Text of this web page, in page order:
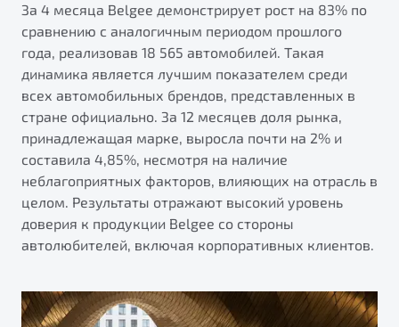
Элегантный и практичный седан
от 1 699 990 ₽*
Обзор В наличии
X70
Узнайте о специальных выгодах при покупке
автомобиля Belgee
Подробно
Автомобили в наличии
Тест-драйв
Автокредит
Спецпредложения
Преимущества программы
За 4 месяца Belgee демонстрирует рост на 83% по
сравнению с аналогичным периодом прошлого
года, реализовав 18 565 автомобилей. Такая
динамика является лучшим показателем среди
всех автомобильных брендов, представленных в
стране официально. За 12 месяцев доля рынка,
принадлежащая марке, выросла почти на 2% и
составила 4,85%, несмотря на наличие
неблагоприятных факторов, влияющих на отрасль в
целом. Результаты отражают высокий уровень
доверия к продукции Belgee со стороны
автолюбителей, включая корпоративных клиентов.